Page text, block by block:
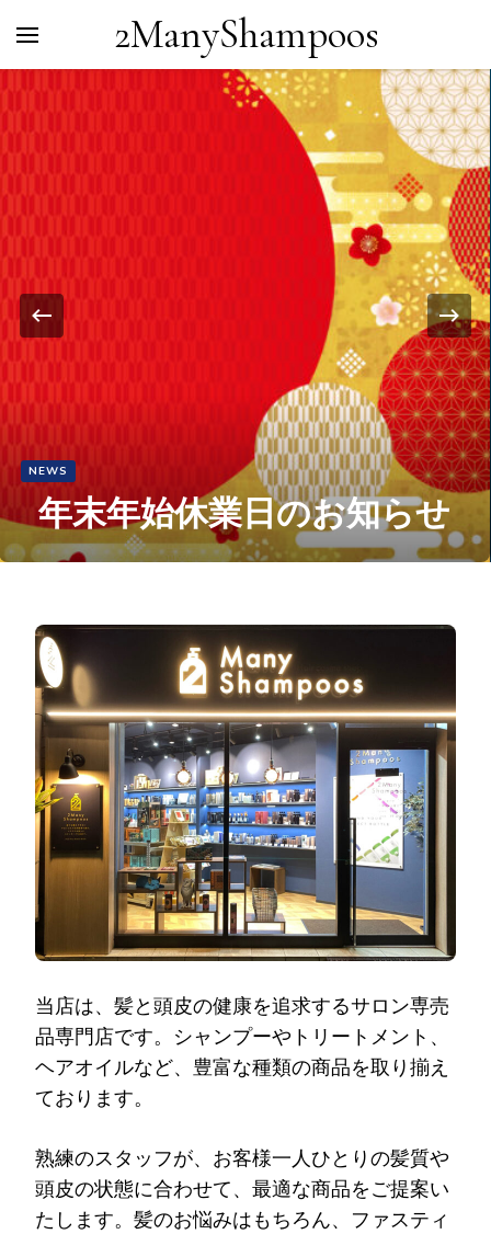
2ManyShampoos
NEWS
年末年始休業日のお知らせ
当店は、髪と頭皮の健康を追求するサロン専売
品専門店です。シャンプーやトリートメント、
ヘアオイルなど、豊富な種類の商品を取り揃え
ております。
熟練のスタッフが、お客様一人ひとりの髪質や
頭皮の状態に合わせて、最適な商品をご提案い
たします。髪のお悩みはもちろん、ファスティ